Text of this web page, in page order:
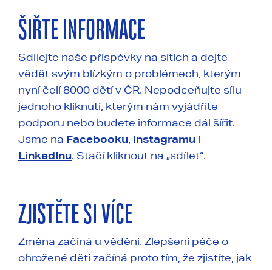
ŠIŘTE INFORMACE
Sdílejte naše příspěvky na sítích a dejte
vědět svým blízkým o problémech, kterým
nyní čelí 8000 dětí v ČR. Nepodceňujte sílu
jednoho kliknutí, kterým nám vyjádříte
podporu nebo budete informace dál šířit.
Jsme na Facebooku, Instagramu i
LinkedInu. Stačí kliknout na „sdílet“.
ZJISTĚTE SI VÍCE
Změna začíná u vědění. Zlepšení péče o
ohrožené děti začíná proto tím, že zjistíte, jak